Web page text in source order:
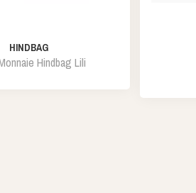
HINDBAG
Hindbag Lili